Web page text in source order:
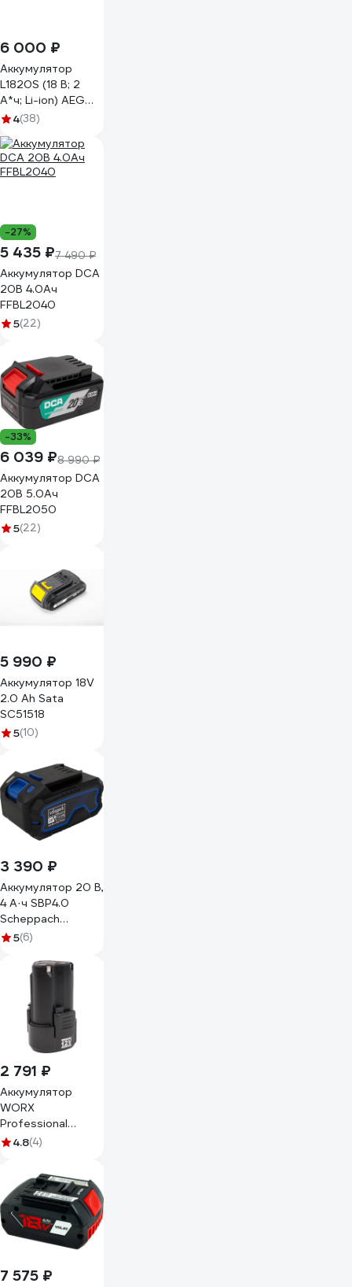
6 000 ₽
Аккумулятор
L1820S (18 В; 2
A*ч; Li-ion) AEG
4935472275
4(38)
-27%
5 435 ₽7 490 ₽
Аккумулятор DCA
20В 4.0Ач
FFBL2040
5(22)
-33%
6 039 ₽8 990 ₽
Аккумулятор DCA
20В 5.0Ач
FFBL2050
5(22)
5 990 ₽
Аккумулятор 18V
2.0 Ah Sata
SC51518
5(10)
3 390 ₽
Аккумулятор 20 В,
4 А·ч SBP4.0
Scheppach
7909201709
5(6)
2 791 ₽
Аккумулятор
WORX
Professional
WA3506
4.8(4)
7 575 ₽